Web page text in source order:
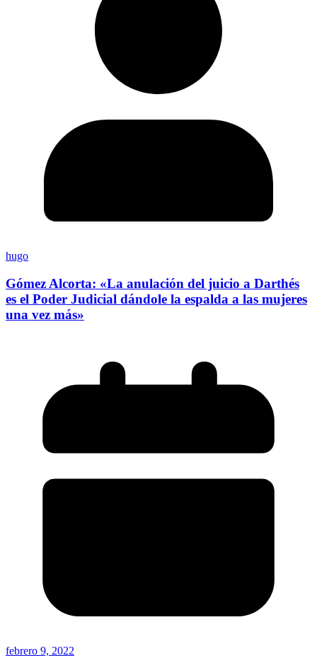
hugo
Gómez Alcorta: «La anulación del juicio a Darthés
es el Poder Judicial dándole la espalda a las mujeres
una vez más»
febrero 9, 2022